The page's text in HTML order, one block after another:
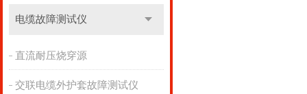
电缆故障测试仪
直流耐压烧穿源
交联电缆外护套故障测试仪